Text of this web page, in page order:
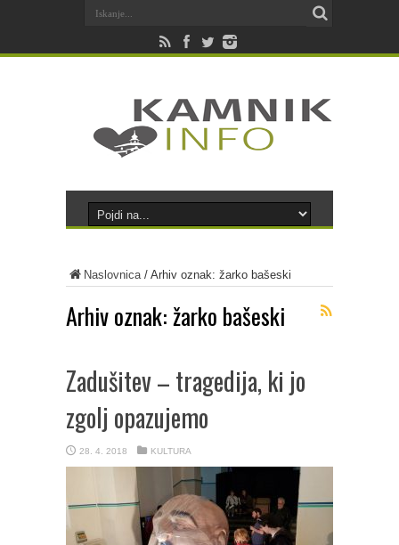
Naslovnica/ Arhiv oznak: žarko bašeski
Arhiv oznak:žarko bašeski
Zadušitev – tragedija, ki jo
zgolj opazujemo
28. 4. 2018 KULTURA